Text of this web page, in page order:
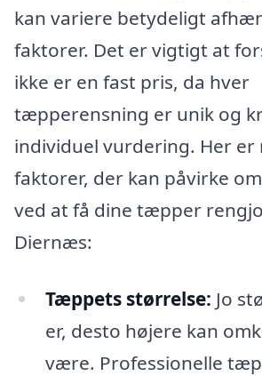
kan variere betydeligt
faktorer. Det er vigtigt at
ikke er en fast pris, da hver
tæpperensning er unik og
individuel vurdering. Her er
faktorer, der kan påvirke
ved at få dine tæpper
Diernæs:
Tæppets størrelse: Jo
er, desto højere kan
være. Professionelle